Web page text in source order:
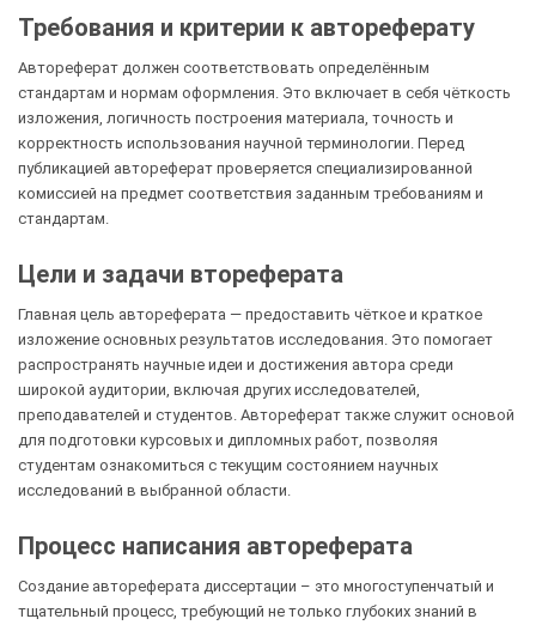
Требования и критерии к автореферату
Автореферат должен соответствовать определённым
стандартам и нормам оформления. Это включает в себя чёткость
изложения, логичность построения материала, точность и
корректность использования научной терминологии. Перед
публикацией автореферат проверяется специализированной
комиссией на предмет соответствия заданным требованиям и
стандартам.
Цели и задачи втореферата
Главная цель автореферата — предоставить чёткое и краткое
изложение основных результатов исследования. Это помогает
распространять научные идеи и достижения автора среди
широкой аудитории, включая других исследователей,
преподавателей и студентов. Автореферат также служит основой
для подготовки курсовых и дипломных работ, позволяя
студентам ознакомиться с текущим состоянием научных
исследований в выбранной области.
Процесс написания автореферата
Создание автореферата диссертации – это многоступенчатый и
тщательный процесс, требующий не только глубоких знаний в